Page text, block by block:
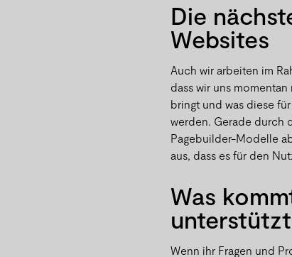
Die
Websites
Auch wir arbeiten im
dass wir uns
bringt und was diese
werden. Gerade durch
Pagebuilder-Modelle
aus, dass es für den
Was
Wenn ihr Fragen und